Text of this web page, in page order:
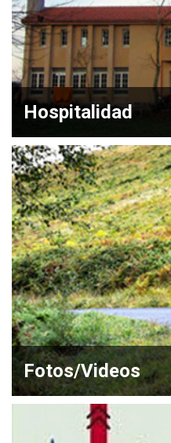
Hospitalidad
Fotos/Videos